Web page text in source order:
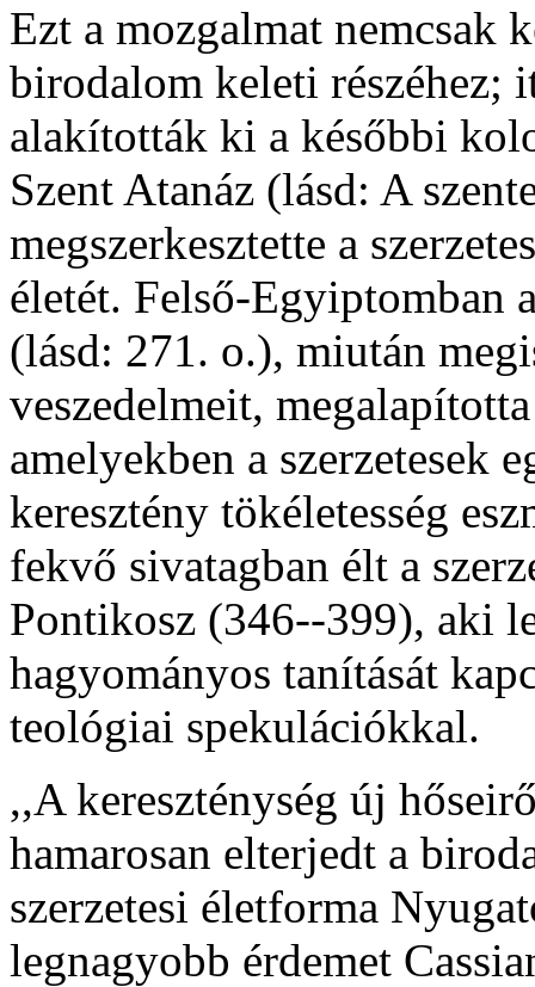
Ezt a mozgalmat nemcsak
birodalom keleti
alakították ki a későbbi
Szent Atanáz (lásd: A
megszerkesztette a
életét. Felső-Egyiptomban
(lásd: 271. o.), miután
veszedelmeit,
amelyekben a szerzetesek
keresztény tökéletesség
fekvő sivatagban élt a
Pontikosz (346--399), aki
hagyományos tanítását
teológiai spekulációkkal.
,,A kereszténység új
hamarosan elterjedt a
szerzetesi életforma
legnagyobb érdemet